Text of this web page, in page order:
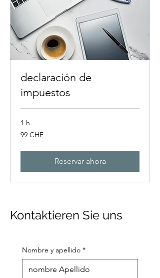
declaración de
impuestos
1 h
99
francos
99 CHF
Reservar ahora
Kontaktieren Sie uns
Nombre y apellido *